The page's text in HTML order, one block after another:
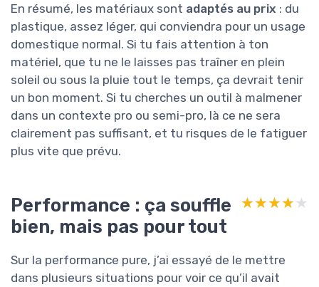
En résumé, les matériaux sont adaptés au prix : du
plastique, assez léger, qui conviendra pour un usage
domestique normal. Si tu fais attention à ton
matériel, que tu ne le laisses pas traîner en plein
soleil ou sous la pluie tout le temps, ça devrait tenir
un bon moment. Si tu cherches un outil à malmener
dans un contexte pro ou semi-pro, là ce ne sera
clairement pas suffisant, et tu risques de le fatiguer
plus vite que prévu.
Performance : ça souffle
bien, mais pas pour tout
★★★★★
★★★★★
Sur la performance pure, j’ai essayé de le mettre
dans plusieurs situations pour voir ce qu’il avait